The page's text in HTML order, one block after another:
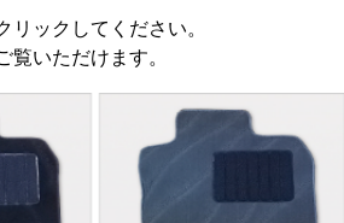
リックしてください。
覧いただけます。